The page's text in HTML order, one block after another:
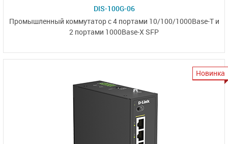
DIS-100G-06
Промышленный коммутаторс 4 портами 10/100/1000Base-Tи
2 портами 1000Base-X SFP
Новинка